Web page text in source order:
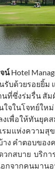
น์Hotel
รับด้วยรอยยิ้ม
ที่ซึ่งร่มรื่น สัม
จในโจทย์ใหม่
งเพื่อให้ทันยุค
รมแห่งความสุ
าง คำตอบขอ
กสบาย บริกา
กจากคนมาน